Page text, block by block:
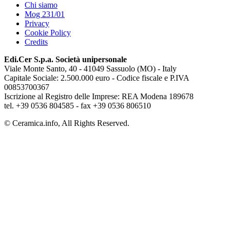
Chi siamo
Mog 231/01
Privacy
Cookie Policy
Credits
Edi.Cer S.p.a. Società unipersonale
Viale Monte Santo, 40 - 41049 Sassuolo (MO) - Italy
Capitale Sociale: 2.500.000 euro - Codice fiscale e P.IVA
00853700367
Iscrizione al Registro delle Imprese: REA Modena 189678
tel. +39 0536 804585 - fax +39 0536 806510
© Ceramica.info, All Rights Reserved.